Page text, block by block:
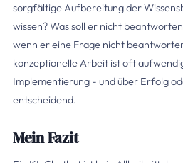
sorgfältige Aufbereitung der
wissen? Was soll er nicht
wenn er eine Frage nicht
konzeptionelle Arbeit ist oft
Implementierung - und über Erfolg
entscheidend.
Mein Fazit